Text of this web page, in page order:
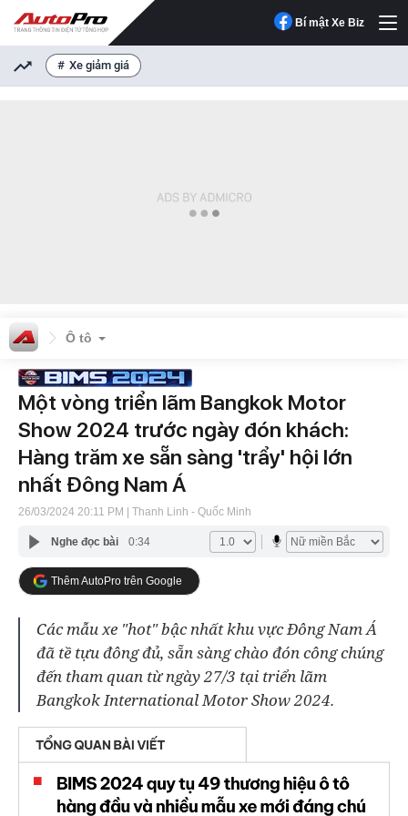
Bí mật Xe Biz
Xe giảm giá
Ô tô
Một vòng triển lãm Bangkok Motor
Show 2024 trước ngày đón khách:
Hàng trăm xe sẵn sàng 'trẩy' hội lớn
nhất Đông Nam Á
26/03/2024 20:11 PM | Thanh Linh - Quốc Minh
Nghe đọc bài 0:34
Thêm AutoPro trên Google
Các mẫu xe "hot" bậc nhất khu vực Đông Nam Á
đã tề tựu đông đủ, sẵn sàng chào đón công chúng
đến tham quan từ ngày 27/3 tại triển lãm
Bangkok International Motor Show 2024.